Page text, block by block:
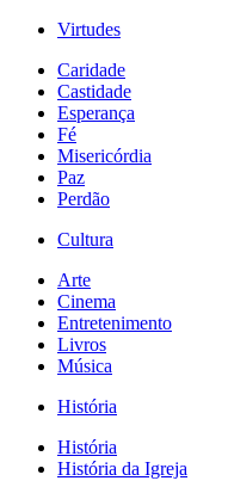
Virtudes
Caridade
Castidade
Esperança
Fé
Misericórdia
Paz
Perdão
Cultura
Arte
Cinema
Entretenimento
Livros
Música
História
História
História da Igreja